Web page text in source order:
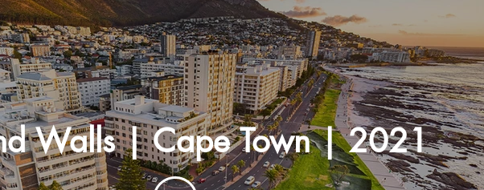
Beyond Walls | Cape Town | 2021